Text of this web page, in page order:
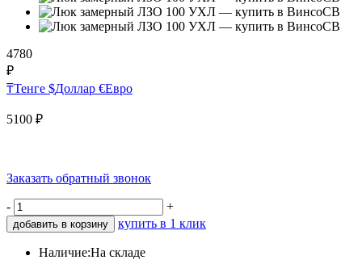
4780
₽
₸Тенге $Доллар €Евро
5100 ₽
Заказать обратный звонок
- +
добавить в корзину купить в 1 клик
Наличие:На складе